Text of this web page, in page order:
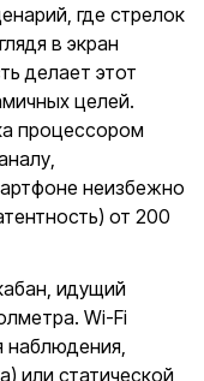
где стрелок
в экран
делает этот
целей.
процессором
неизбежно
от 200
идущий
Wi-Fi
наблюдения,
или статической